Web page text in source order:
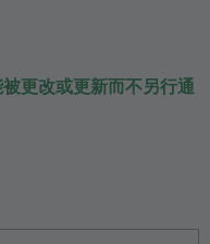
更改或更新而不另行通